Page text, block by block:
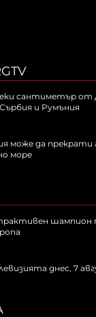
сантиметър от
и Румъния
може да
море
шампион
днес, 7